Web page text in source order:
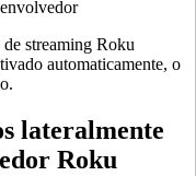
streaming Roku
automaticamente, o
lateralmente
Roku